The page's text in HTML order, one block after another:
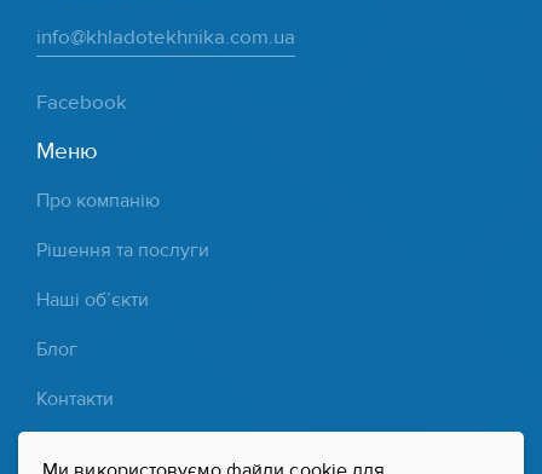
info@khladotekhnika.com.ua
Facebook
Меню
Про компанію
Рішення та послуги
Наші об’єкти
Блог
Контакти